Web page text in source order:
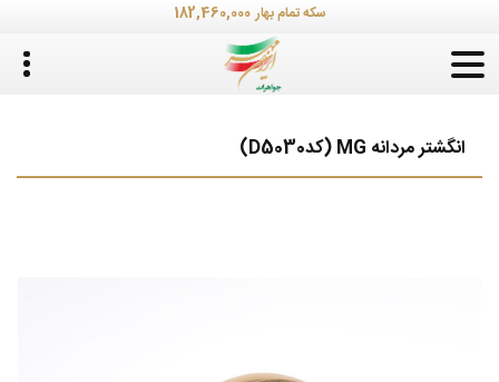
سکه تمام بهار 182,460,000
انگشتر مردانه MG (کدD5030)